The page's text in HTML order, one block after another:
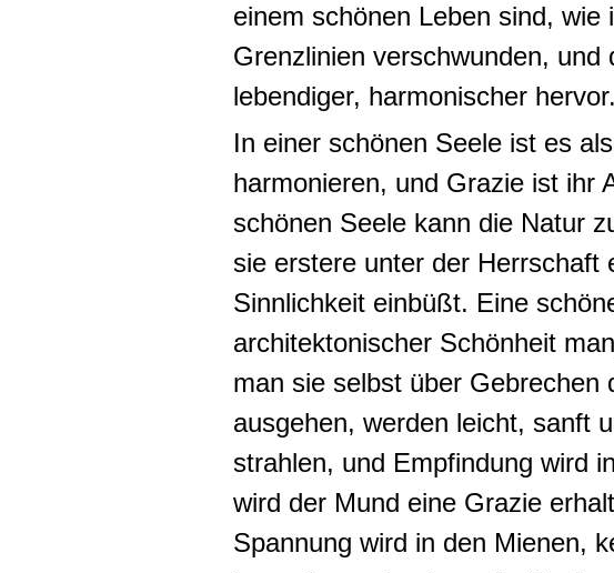
einem schönen Leben sind,
Grenzlinien verschwunden,
lebendiger, harmonischer hervor.
In einer schönen Seele ist es
harmonieren, und Grazie ist ihr
schönen Seele kann die Natur
sie erstere unter der Herrschaft
Sinnlichkeit einbüßt. Eine
architektonischer Schönheit
man sie selbst über Gebrechen
ausgehen, werden leicht, sanft
strahlen, und Empfindung wird
wird der Mund eine Grazie
Spannung wird in den Mienen,